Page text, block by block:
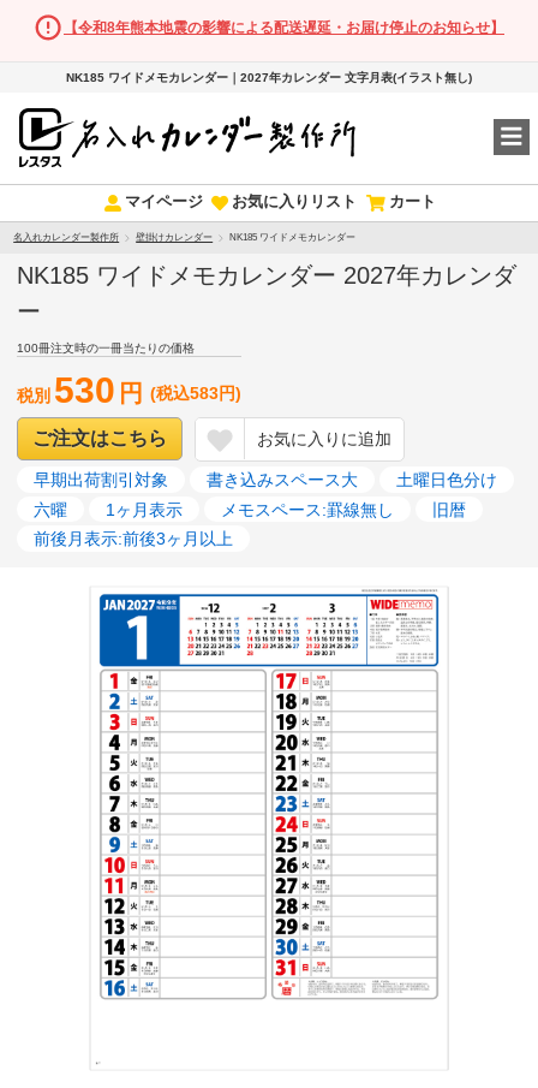
【令和8年熊本地震の影響による配送遅延・お届け停止のお知らせ】
NK185 ワイドメモカレンダー｜2027年カレンダー 文字月表(イラスト無し)
マイページ お気に入りリスト カート
名入れカレンダー製作所 壁掛けカレンダー NK185 ワイドメモカレンダー
NK185 ワイドメモカレンダー 2027年カレンダ
ー
100冊注文時の一冊当たりの価格
税別 530 円 (税込583円)
ご注文はこちら お気に入りに追加
早期出荷割引対象 書き込みスペース大
土曜日色分け
六曜
1ヶ月表示 メモスペース:罫線無し
旧暦
前後月表示:前後3ヶ月以上